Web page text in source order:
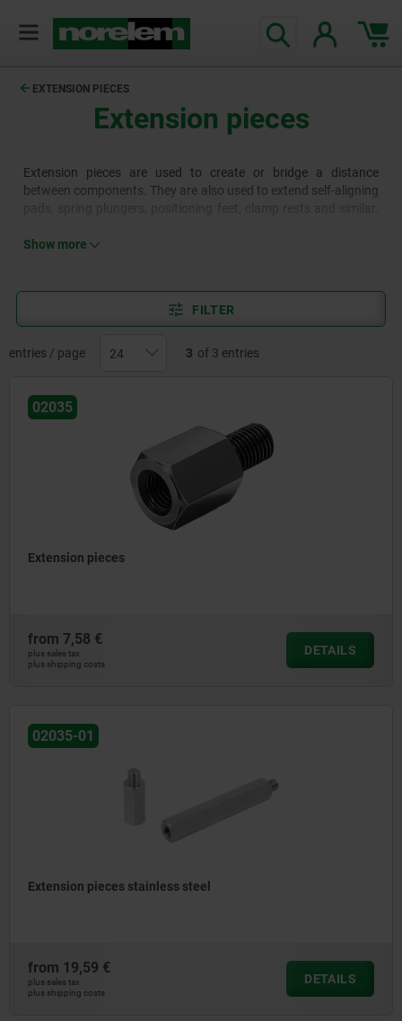
EXTENSION PIECES
Extension pieces
Extension pieces are used to create or bridge a distance
between components. They are also used to extend self-aligning
toolmaking and mechanical engineering.
Show more
FILTER
entries / page 3 of 3 entries
02035
Extension pieces
from 7,58 €
plus sales tax
plus shipping costs
DETAILS
02035-01
Extension pieces stainless steel
from 19,59 €
plus sales tax
plus shipping costs
DETAILS